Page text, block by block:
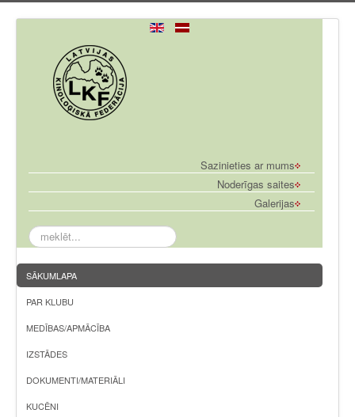
Sazinieties ar mums
Noderīgas saites
Galerijas
meklēt...
SĀKUMLAPA
PAR KLUBU
MEDĪBAS/APMĀCĪBA
IZSTĀDES
DOKUMENTI/MATERIĀLI
KUCĒNI